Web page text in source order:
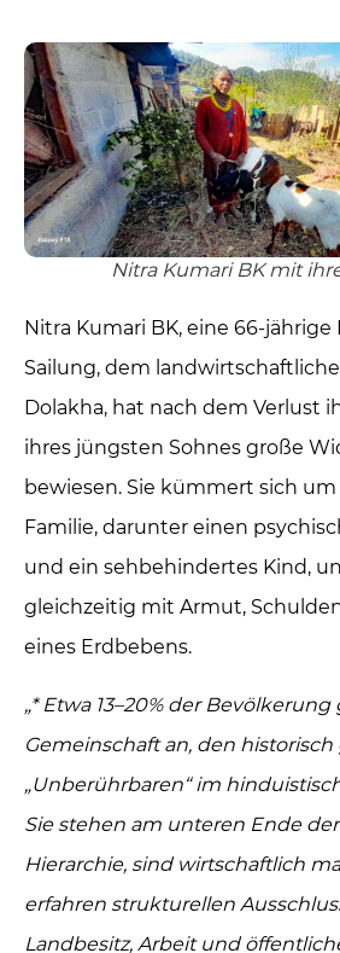
Nitra Kumari BK mit
Nitra Kumari BK, eine 66-jährige
Sailung, dem
Dolakha, hat nach dem Verlust
ihres jüngsten Sohnes große
bewiesen. Sie kümmert sich
Familie, darunter einen
und ein sehbehindertes Kind,
gleichzeitig mit Armut,
eines Erdbebens.
„* Etwa 13–20% der
Gemeinschaft an, den
„Unberührbaren“ im
Sie stehen am unteren Ende
Hierarchie, sind wirtschaftlich
erfahren strukturellen
Landbesitz, Arbeit und